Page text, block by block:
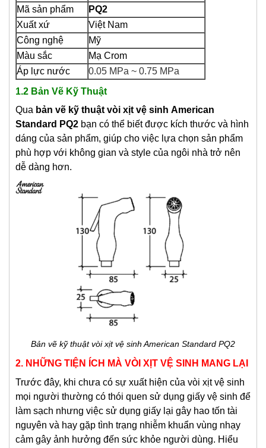
Mã sản phẩm
PQ2
Xuất xứ
Việt Nam
Công nghệ
Mỹ
Màu sắc
Mạ Crom
Áp lực nước
0.05 MPa ~ 0.75 MPa
1.2 Bản Vẽ Kỹ Thuật
Qua bản vẽ kỹ thuật vòi xịt vệ sinh American
Standard PQ2 bạn có thể biết được kích thước và hình
dáng của sản phẩm, giúp cho việc lựa chọn sản phẩm
phù hợp với không gian và style của ngôi nhà trở nên
dễ dàng hơn.
Bản vẽ kỹ thuật vòi xịt vệ sinh American Standard PQ2
2. NHỮNG TIỆN ÍCH MÀ VÒI XỊT VỆ SINH MANG LẠI
Trước đây, khi chưa có sự xuất hiện của vòi xịt vệ sinh
mọi người thường có thói quen sử dụng giấy vệ sinh để
làm sạch nhưng việc sử dụng giấy lại gây hao tốn tài
nguyên và hay gặp tình trạng nhiễm khuẩn vùng nhạy
cảm gây ảnh hưởng đến sức khỏe người dùng. Hiểu